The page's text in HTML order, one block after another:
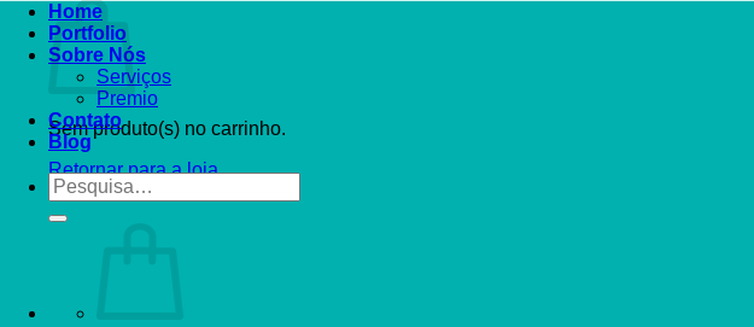
Sem produto(s) no carrinho.
Retornar para a loja
Home
Portfolio
Sobre Nós
Serviços
Premio
Contato
Blog
Pesquisar
por: